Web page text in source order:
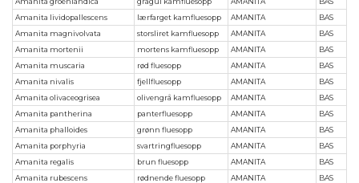
Amanita lividopallescens
lærfarget kamfluesopp AMANITA
BAS
Amanita magnivolvata
storsliret kamfluesopp AMANITA
BAS
Amanita mortenii
mortens kamfluesopp AMANITA
BAS
Amanita muscaria
rød fluesopp AMANITA
BAS
Amanita nivalis
fjellfluesopp AMANITA
BAS
Amanita olivaceogrisea
olivengrå kamfluesopp AMANITA
BAS
Amanita pantherina
panterfluesopp AMANITA
BAS
Amanita phalloides
grønn fluesopp AMANITA
BAS
Amanita porphyria
svartringfluesopp AMANITA
BAS
Amanita regalis
brun fluesopp AMANITA
BAS
Amanita rubescens
rødnende fluesopp AMANITA BAS